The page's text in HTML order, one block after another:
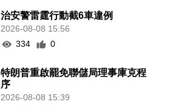
治安警雷霆行動截6車違例
2026-08-08 15:56
334
0
特朗普重啟罷免聯儲局理事庫克程
序
2026-08-08 15:39